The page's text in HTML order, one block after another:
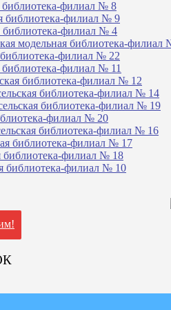
библиотека-филиал № 8
библиотека-филиал № 9
библиотека-филиал № 4
модельная библиотека-филиал
библиотека-филиал № 22
библиотека-филиал № 11
библиотека-филиал № 12
библиотека-филиал № 14
библиотека-филиал № 19
филиал № 20
библиотека-филиал № 16
библиотека-филиал № 17
библиотека-филиал № 18
библиотека-филиал № 10